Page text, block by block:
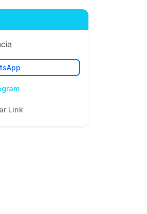
Link